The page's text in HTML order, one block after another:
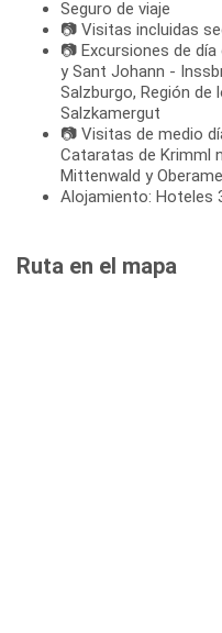
Seguro de viaje
📷 Visitas incluidas
📷 Excursiones de
y Sant Johann -
Salzburgo, Región de
Salzkamergut
📷 Visitas de medio
Cataratas de Krimml
Mittenwald y
Alojamiento: Hoteles
Ruta en el mapa